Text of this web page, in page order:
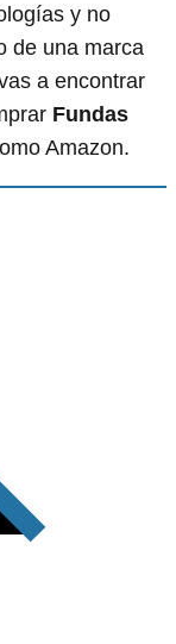
y no
de una marca
a encontrar
Fundas
Amazon.